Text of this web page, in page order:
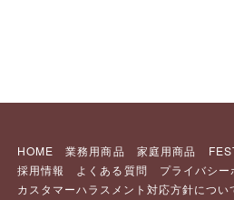
HOME 業務用商品 家庭用商品
採用情報
よくある質問
プライバシー
カスタマーハラスメント対応方針につい